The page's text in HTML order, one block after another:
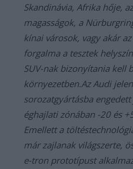
Skandinávia, Afrika hője,
magasságok, a
kínai városok, vagy akár
forgalma a tesztek
SUV-nak bizonyítania kell
környezetben.Az Audi
sorozatgyártásba
éghajlati zónában -20 és
Emellett a
már zajlanak világszerte,
e-tron prototípust